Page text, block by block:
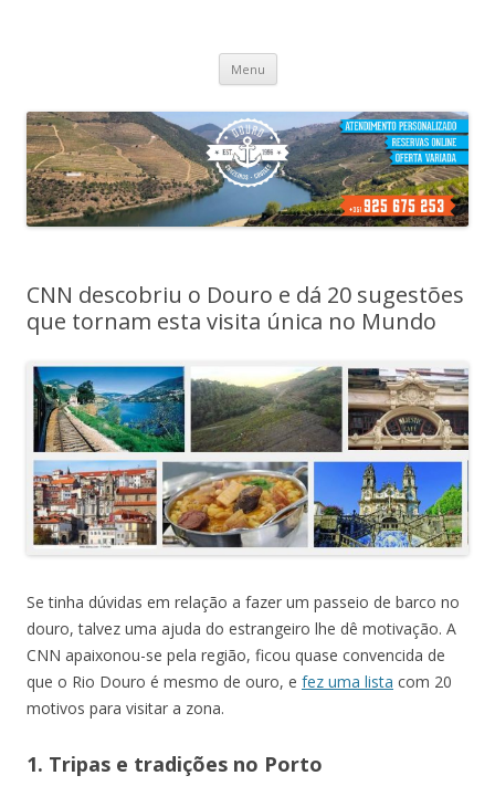
Menu Skip
content
CNN descobriu o Douro e dá 20 sugestões
que tornam esta visita única no Mundo
Se tinha dúvidas em relação a fazer um passeio de barco no
douro, talvez uma ajuda do estrangeiro lhe dê motivação. A
CNN apaixonou-se pela região, ficou quase convencida de
que o Rio Douro é mesmo de ouro, e fez uma lista com 20
motivos para visitar a zona.
1. Tripas e tradições no Porto